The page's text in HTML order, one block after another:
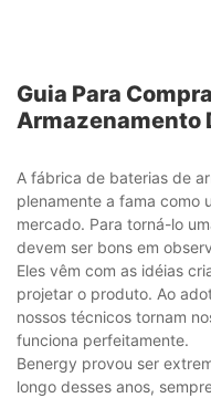
Guia Para
Armazenamento
A fábrica de baterias de
plenamente a fama como
mercado. Para torná-lo
devem ser bons em
Eles vêm com as idéias
projetar o produto. Ao
nossos técnicos tornam
funciona perfeitamente.
Benergy provou ser
longo desses anos,